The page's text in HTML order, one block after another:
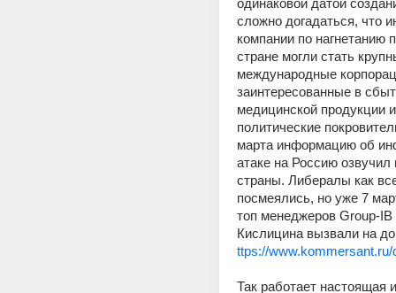
одинаковой датой
сложно догадаться, что
компании по нагнетанию
стране могли стать
международные
заинтересованные в
медицинской продукции
политические
марта информацию об
атаке на Россию озвучил
страны. Либералы как
посмеялись, но уже 7
топ менеджеров Group-IB
Кислицина вызвали на
ttps://www.kommersant.ru/
Так работает настоящая